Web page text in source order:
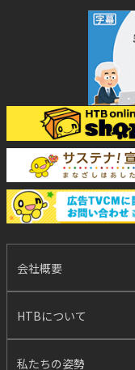
会社概要
HTBについて
私たちの姿勢